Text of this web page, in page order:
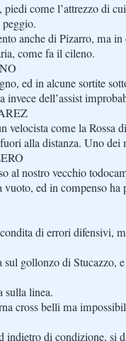
come l’attrezzo di
anche di Pizarro, ma
come fa il cileno.
ed in alcune sortite
invece dell’assist
velocista come la Rossa
alla distanza. Uno
al nostro vecchio
ed in compenso ha
di errori difensivi,
sul gollonzo di Stucazzo,
sulla linea.
cross belli ma
indietro di condizione, si